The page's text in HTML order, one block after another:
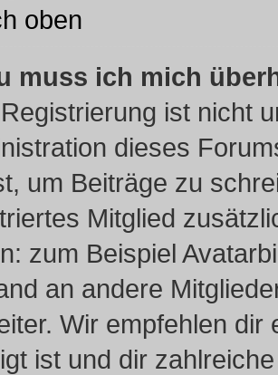
oben
muss ich mich
ist nicht
dieses
um Beiträge zu
Mitglied
zum Beispiel
an andere
Wir empfehlen dir
ist und dir